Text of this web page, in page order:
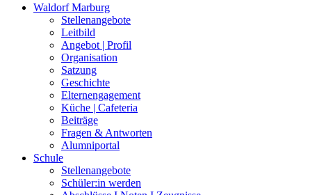
Waldorf Marburg
Stellenangebote
Leitbild
Angebot | Profil
Organisation
Satzung
Geschichte
Elternengagement
Küche | Cafeteria
Beiträge
Fragen & Antworten
Alumniportal
Schule
Stellenangebote
Schüler:in werden